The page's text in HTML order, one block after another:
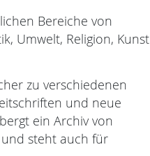
Bereiche von
Umwelt, Religion, Kunst
zu verschiedenen
und neue
ein Archiv von
steht auch für